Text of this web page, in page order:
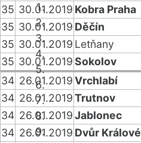
35 30.01.2019 Kobra Praha
35 30.01.2019 Děčín
35 30.01.2019 Letňany
35 30.01.2019Sokolov
34 26.01.2019Vrchlabí
34 26.01.2019Trutnov
34 26.01.2019Jablonec
34 26.01.2019 Dvůr Králové